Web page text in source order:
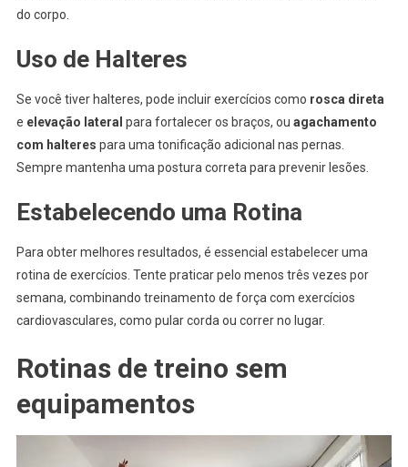
do corpo.
Uso de Halteres
Se você tiver halteres, pode incluir exercícios como rosca direta
e elevação lateral para fortalecer os braços, ou agachamento
com halteres para uma tonificação adicional nas pernas.
Sempre mantenha uma postura correta para prevenir lesões.
Estabelecendo uma Rotina
Para obter melhores resultados, é essencial estabelecer uma
rotina de exercícios. Tente praticar pelo menos três vezes por
semana, combinando treinamento de força com exercícios
cardiovasculares, como pular corda ou correr no lugar.
Rotinas de treino sem
equipamentos